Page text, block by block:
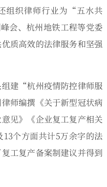
组织律师行业为“五水共
会、杭州地铁工程等党委
质高效的法律服务和坚强
建“杭州疫情防控律师服
师编撰《关于新型冠状病
见》《企业复工复产相关
个方面共计5万余字的法
工复产备案制建议并得到